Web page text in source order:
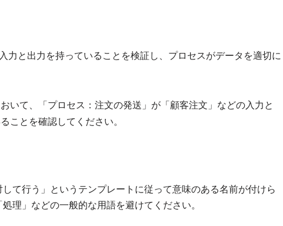
力と出力を持っていることを検証し、プロセスがデータを適切に
いて、「プロセス：注文の発送」が「顧客注文」などの入力と
ことを確認してください。
て行う」というテンプレートに従って意味のある名前が付けら
理」などの一般的な用語を避けてください。